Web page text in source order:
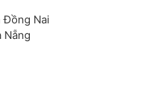
Đồng Nai
Nẵng